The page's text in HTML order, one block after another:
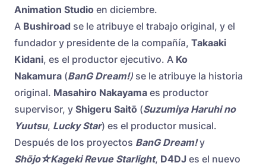
Animation Studio en diciembre.
A Bushiroad se le atribuye el trabajo original, y el
fundador y presidente de la compañía, Takaaki
Kidani, es el productor ejecutivo. A Ko
Nakamura (BanG Dream!) se le atribuye la historia
original. Masahiro Nakayama es productor
supervisor, y Shigeru Saitō (Suzumiya Haruhi no
Yuutsu, Lucky Star) es el productor musical.
Después de los proyectos BanG Dream!y
Shōjo☆Kageki Revue Starlight, D4DJ es el nuevo